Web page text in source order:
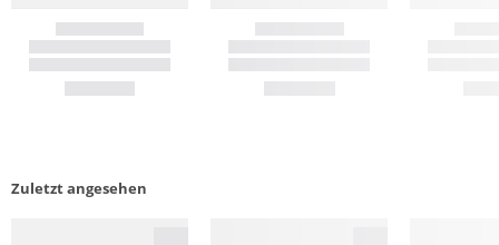
Zuletzt angesehen